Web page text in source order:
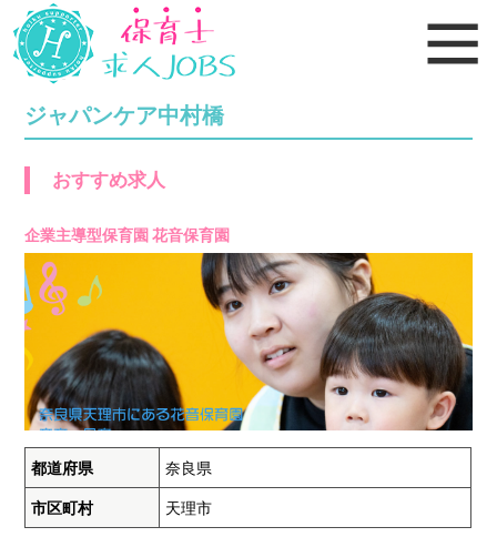
ジャパンケア中村橋
おすすめ求人
企業主導型保育園 花音保育園
都道府県 奈良県
市区町村 天理市